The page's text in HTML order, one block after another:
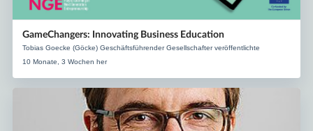
GameChangers: Innovating Business Education
Tobias Goecke (Göcke) Geschäftsführender Gesellschafter veröffentlichte
10 Monate, 3 Wochen her